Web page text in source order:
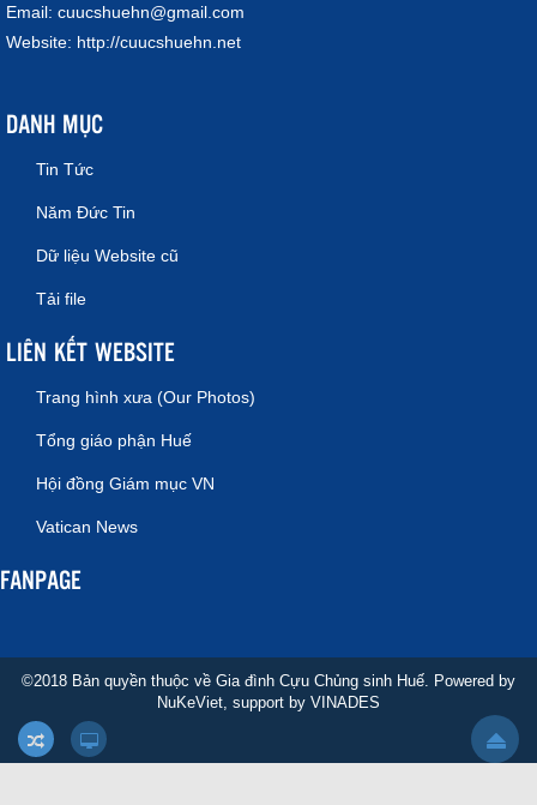
Email: cuucshuehn@gmail.com
Website: http://cuucshuehn.net
DANH MỤC
Tin Tức
Năm Đức Tin
Dữ liệu Website cũ
Tải file
LIÊN KẾT WEBSITE
Trang hình xưa (Our Photos)
Tổng giáo phận Huế
Hội đồng Giám mục VN
Vatican News
FANPAGE
©2018 Bản quyền thuộc về Gia đình Cựu Chủng sinh Huế. Powered by
NuKeViet, support by VINADES